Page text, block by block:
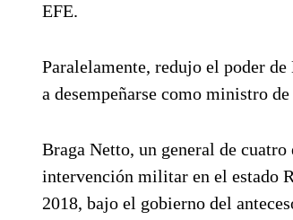
EFE.
Paralelamente, redujo el poder
a desempeñarse como ministro
Braga Netto, un general de
intervención militar en el estado
2018, bajo el gobierno del